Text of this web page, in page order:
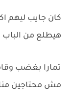
كان جايب ليهم
هيطلع من
تمارا بغضب
مش محتاجين